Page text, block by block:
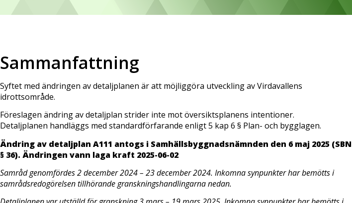
Sammanfattning
Syftet med ändringen av detaljplanen är att möjliggöra utveckling av Virdavallens
idrottsområde.
Föreslagen ändring av detaljplan strider inte mot översiktsplanens intentioner.
Detaljplanen handläggs med standardförfarande enligt 5 kap 6 § Plan- och bygglagen.
Ändring av detaljplan A111 antogs i Samhällsbyggnadsnämnden den 6 maj 2025 (SBN
§ 36). Ändringen vann laga kraft 2025-06-02
Samråd genomfördes 2 december 2024 – 23 december 2024. Inkomna synpunkter har bemötts i
samrådsredogörelsen tillhörande granskningshandlingarna nedan.